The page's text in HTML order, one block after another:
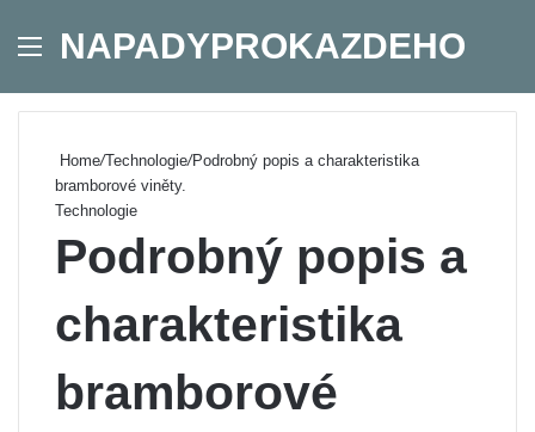
Menu
NAPADYPROKAZDEHO
Home/Technologie/Podrobný popis a charakteristika
bramborové viněty.
Technologie
Podrobný popis a
charakteristika
bramborové